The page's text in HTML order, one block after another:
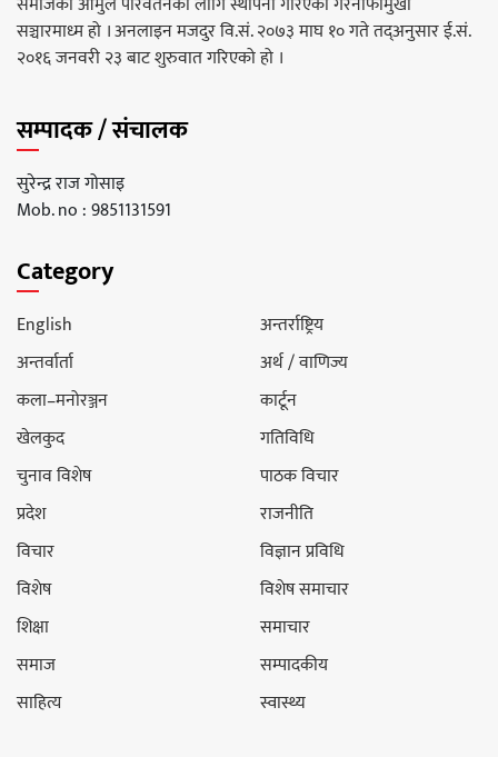
सञ्चारमाध्म हो । अनलाइन मजदुर वि.सं. २०७३ माघ १० गते तद्अनुसार ई.सं.
२०१६ जनवरी २३ बाट शुरुवात गरिएको हो ।
सम्पादक / संचालक
सुरेन्द्र राज गोसाइ
Mob. no : 9851131591
Category
English
अन्तर्राष्ट्रिय
अन्तर्वार्ता
अर्थ / वाणिज्य
कला–मनोरञ्जन
कार्टून
खेलकुद
गतिविधि
चुनाव विशेष
पाठक विचार
प्रदेश
राजनीति
विचार
विज्ञान प्रविधि
विशेष
विशेष समाचार
शिक्षा
समाचार
समाज
सम्पादकीय
साहित्य
स्वास्थ्य